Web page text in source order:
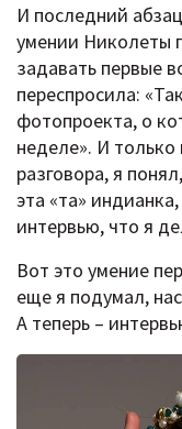
И последний
умении Николеты
задавать первые
переспросила:
фотопроекта, о
неделе». И только
разговора, я
эта «та»
интервью, что я
Вот это умение
еще я подумал,
А теперь –